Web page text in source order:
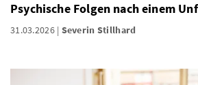
Psychische Folgen nach einem
31.03.2026 Severin Stillhard